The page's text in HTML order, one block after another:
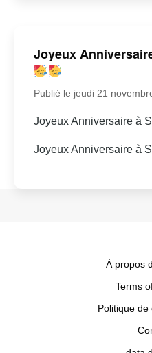
Joyeux
Publié le jeudi 21
Joyeux Anniversaire à
Joyeux Anniversaire à
À propos
Terms
Politique de